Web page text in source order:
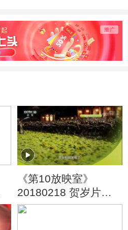
20130707
《第10放映室》
20180218 贺岁片大
拜年（三）百舸争流